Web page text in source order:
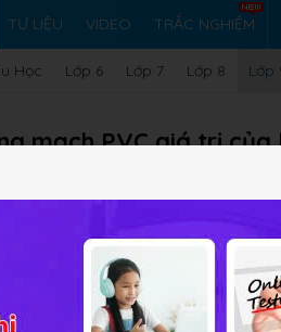
TƯ LIỆU VIDEO TRẮC NGHIỆM
Học Lớp 6 Lớp 7 Lớp 8 Lớp
mạch PVC giá trị của
bình 1 phân tử clo phản ứng vs
Vi